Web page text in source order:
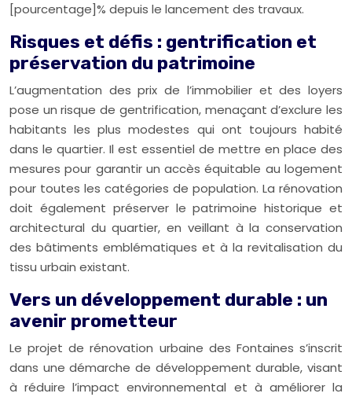
[pourcentage]% depuis le lancement des travaux.
Risques et défis : gentrification et
préservation du patrimoine
L’augmentation des prix de l’immobilier et des loyers
pose un risque de gentrification, menaçant d’exclure les
habitants les plus modestes qui ont toujours habité
dans le quartier. Il est essentiel de mettre en place des
mesures pour garantir un accès équitable au logement
pour toutes les catégories de population. La rénovation
doit également préserver le patrimoine historique et
architectural du quartier, en veillant à la conservation
des bâtiments emblématiques et à la revitalisation du
tissu urbain existant.
Vers un développement durable : un
avenir prometteur
Le projet de rénovation urbaine des Fontaines s’inscrit
dans une démarche de développement durable, visant
à réduire l’impact environnemental et à améliorer la